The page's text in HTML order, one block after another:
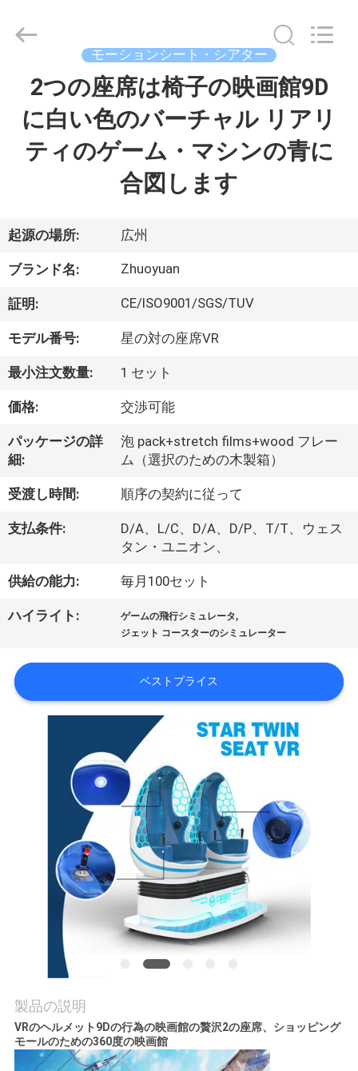
VR
シ
ョ
私
た
ち
に
関
し
て
場
問
い
合
2016
モーションシート・シアター
2つの座席は椅子の映画館9D
に白い色のバーチャル リアリ
ティのゲーム・マシンの青に
合図します
起源の場所: 広州
ブランド名: Zhuoyuan
証明: CE/ISO9001/SGS/TUV
モデル番号: 星の対の座席VR
最小注文数量: 1 セット
価格: 交渉可能
パッケージの詳
細:
泡 pack+stretch films+wood フレー
ム（選択のための木製箱）
受渡し時間: 順序の契約に従って
支払条件:
D/A、L/C、D/A、D/P、T/T、ウェス
タン・ユニオン、
供給の能力: 毎月100セット
ハイライト: ゲームの飛行シミュレータ,
ジェット コースターのシミュレーター
ベストプライス
製品の説明
VRのヘルメット9Dの行為の映画館の贅沢2の座席、ショッピング
モールのための360度の映画館